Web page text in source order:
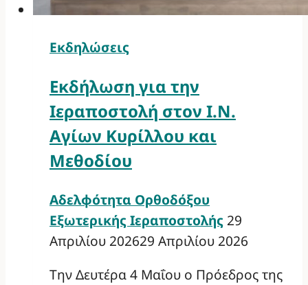
Εκδηλώσεις
Εκδήλωση για την
Ιεραποστολή στον Ι.Ν.
Αγίων Κυρίλλου και
Μεθοδίου
Αδελφότητα Ορθοδόξου
Εξωτερικής Ιεραποστολής 29
Απριλίου 202629 Απριλίου 2026
Την Δευτέρα 4 Μαΐου ο Πρόεδρος της